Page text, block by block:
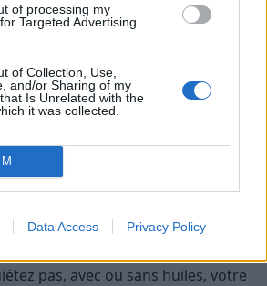
of processing my
Targeted Advertising.
of Collection, Use,
and/or Sharing of my
Is Unrelated with the
it was collected.
Data Access Privacy Policy
comment déboucher une
son linge
naturel pour le linge
blanc
. Vous pouvez aussi ajouter
pas, avec ou sans huiles, votre